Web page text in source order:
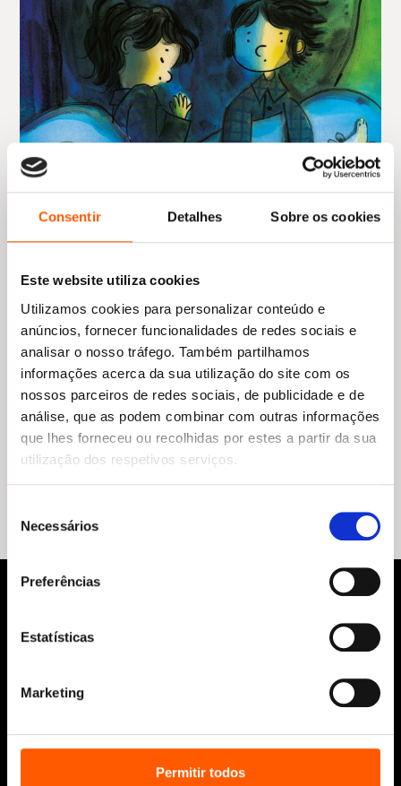
Consentir Detalhes Sobre os cookies
Este website utiliza cookies
Utilizamos cookies para personalizar conteúdo e
anúncios, fornecer funcionalidades de redes sociais e
analisar o nosso tráfego. Também partilhamos
informações acerca da sua utilização do site com os
nossos parceiros de redes sociais, de publicidade e de
análise, que as podem combinar com outras informações
que lhes forneceu ou recolhidas por estes a partir da sua
utilização dos respetivos serviços.
Necessários
Preferências
Estatísticas
Marketing
Permitir todos
13,95€ O
preço
original
12,56
preço
Não consigo dormir
Emma Farrarons